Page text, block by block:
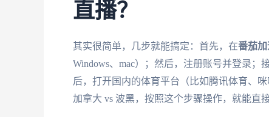
直播？
其实很简单，几步就能搞定：首先，在番茄
Windows、mac）；然后，注册账号并登录
后，打开国内的体育平台（比如腾讯体育、
加拿大 vs 波黑，按照这个步骤操作，就能直